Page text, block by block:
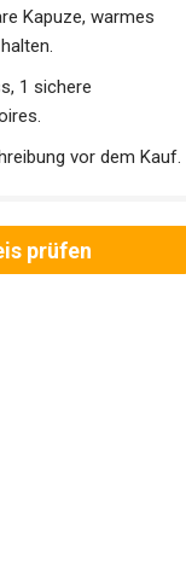
Kapuze, warmes
1 sichere
vor dem
prüfen